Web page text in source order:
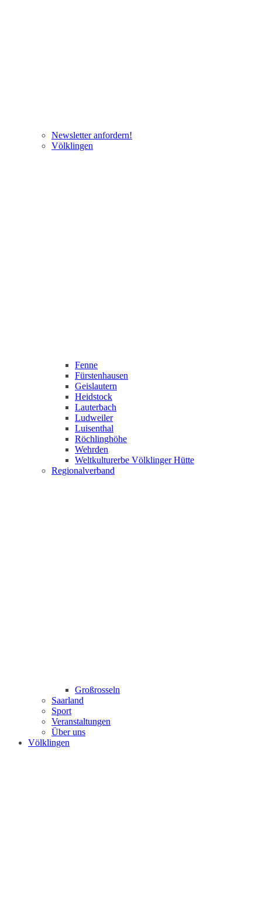
Newsletter anfordern!
Völklingen
Fenne
Fürstenhausen
Geislautern
Heidstock
Lauterbach
Ludweiler
Luisenthal
Röchlinghöhe
Wehrden
Weltkulturerbe Völklinger Hütte
Regionalverband
Großrosseln
Saarland
Sport
Veranstaltungen
Über uns
Völklingen